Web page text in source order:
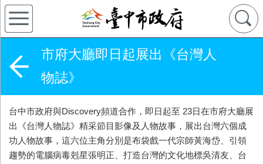
市府大廳即日起展出《台灣人
物誌》
台中市政府與Discovery頻道合作，即日起至 23日在市府大廳展
出《台灣人物誌》精采節目影像及人物故事，展出台灣六個成
功人物故事，這六位主角分別是布袋戲一代宗師黃海岱、引領
趨勢的電腦病毒剋星張明正、打造台灣的文化地標吳清友、台